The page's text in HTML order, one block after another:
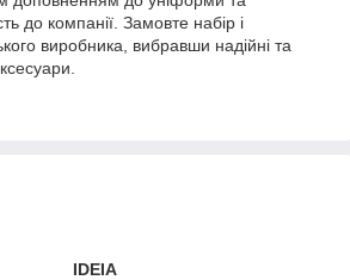
до компанії. Замовте набір і
виробника, вибравши надійні та
IDEIA